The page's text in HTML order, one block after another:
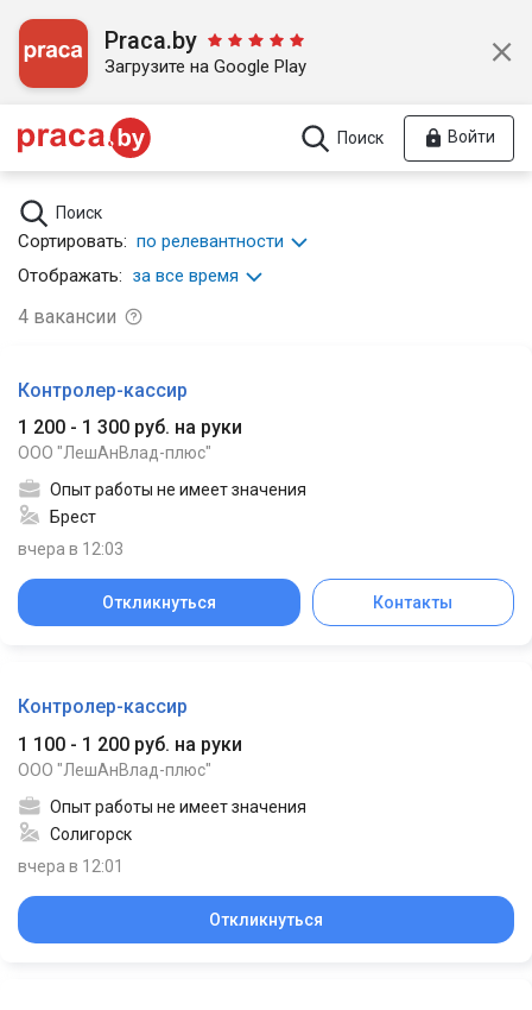
Praca.by
Загрузите на Google Play
Поиск Войти
Поиск
Сортировать: по релевантности
Отображать: за все время
4 вакансии
Контролер-кассир
1 200 - 1 300 руб. на руки
ООО "ЛешАнВлад-плюс"
Опыт работы не имеет значения
Брест
вчера в 12:03
Откликнуться Контакты
Контролер-кассир
1 100 - 1 200 руб. на руки
ООО "ЛешАнВлад-плюс"
Опыт работы не имеет значения
Солигорск
вчера в 12:01
Откликнуться